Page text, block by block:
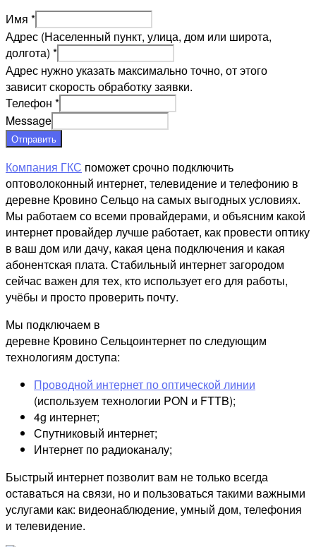
Имя *
Адрес (Населенный пункт, улица, дом или широта,
долгота) *
Адрес нужно указать максимально точно, от этого
зависит скорость обработку заявки.
Телефон *
Message
Отправить
Компания ГКС поможет срочно подключить
оптоволоконный интернет, телевидение и телефонию в
деревне Кровино Сельцо на самых выгодных условиях.
Мы работаем со всеми провайдерами, и объясним какой
интернет провайдер лучше работает, как провести оптику
в ваш дом или дачу, какая цена подключения и какая
абонентская плата. Стабильный интернет загородом
сейчас важен для тех, кто использует его для работы,
учёбы и просто проверить почту.
Мы подключаем в
деревне Кровино Сельцоинтернет по следующим
технологиям доступа:
Проводной интернет по оптической линии
(используем технологии PON и FTTB);
4g интернет;
Спутниковый интернет;
Интернет по радиоканалу;
Быстрый интернет позволит вам не только всегда
оставаться на связи, но и пользоваться такими важными
услугами как: видеонаблюдение, умный дом, телефония
и телевидение.